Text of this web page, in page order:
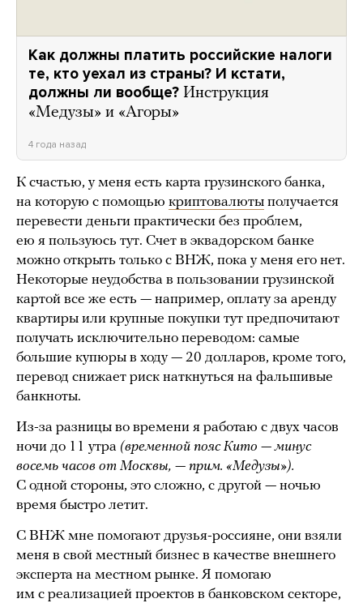
Как должны платить российские налоги
те, кто уехал из страны? И кстати,
должны ли вообще? Инструкция
«Медузы» и «Агоры»
4 года назад
К счастью, у меня есть карта грузинского банка,
на которую с помощью криптовалюты получается
перевести деньги практически без проблем,
ею я пользуюсь тут. Счет в эквадорском банке
можно открыть только с ВНЖ, пока у меня его нет.
Некоторые неудобства в пользовании грузинской
картой все же есть — например, оплату за аренду
квартиры или крупные покупки тут предпочитают
получать исключительно переводом: самые
большие купюры в ходу — 20 долларов, кроме того,
перевод снижает риск наткнуться на фальшивые
банкноты.
Из-за разницы во времени я работаю с двух часов
ночи до 11 утра (временной пояс Кито — минус
восемь часов от Москвы, — прим. «Медузы»).
С одной стороны, это сложно, с другой — ночью
время быстро летит.
С ВНЖ мне помогают друзья-россияне, они взяли
меня в свой местный бизнес в качестве внешнего
эксперта на местном рынке. Я помогаю
им с реализацией проектов в банковском секторе,